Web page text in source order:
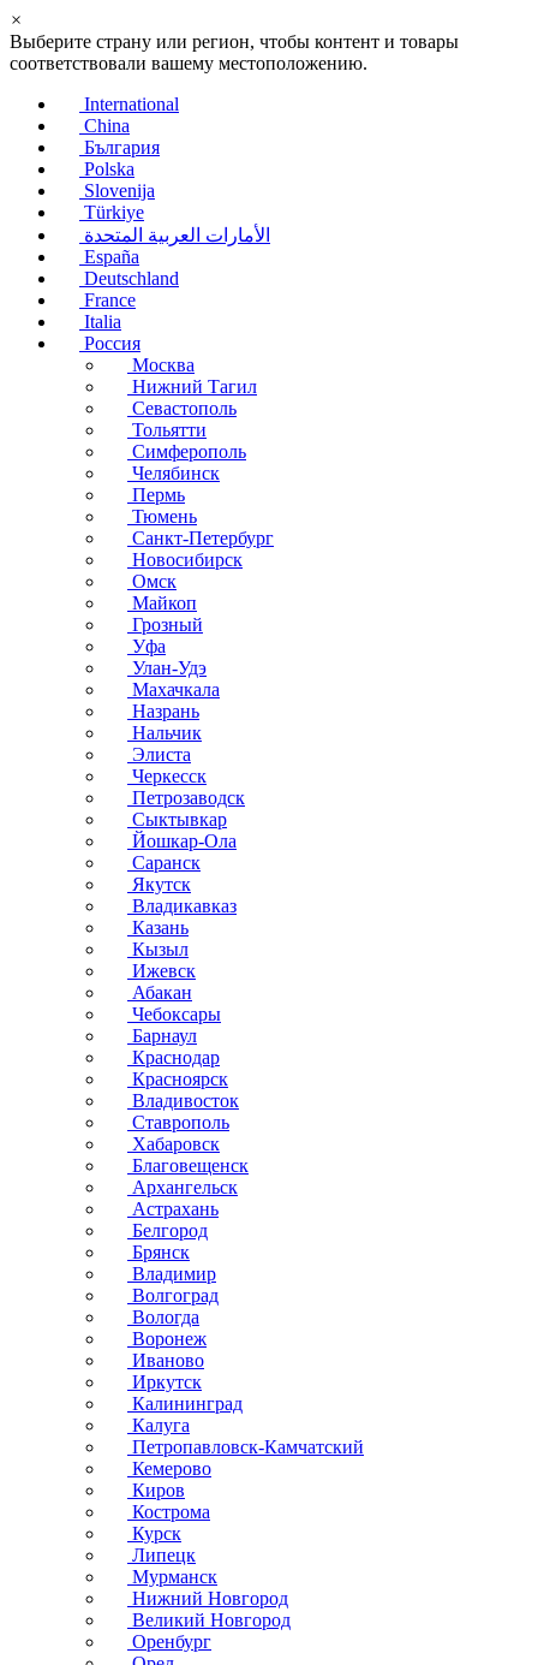
×
Выберите страну или регион, чтобы контент и товары
соответствовали вашему местоположению.
International
China
България
Polska
Slovenija
Türkiye
الأمارات العربية المتحدة
España
Deutschland
France
Italia
Россия
Москва
Нижний Тагил
Севастополь
Тольятти
Симферополь
Челябинск
Пермь
Тюмень
Санкт-Петербург
Новосибирск
Омск
Майкоп
Грозный
Уфа
Улан-Удэ
Махачкала
Назрань
Нальчик
Элиста
Черкесск
Петрозаводск
Сыктывкар
Йошкар-Ола
Саранск
Якутск
Владикавказ
Казань
Кызыл
Ижевск
Абакан
Чебоксары
Барнаул
Краснодар
Красноярск
Владивосток
Ставрополь
Хабаровск
Благовещенск
Архангельск
Астрахань
Белгород
Брянск
Владимир
Волгоград
Вологда
Воронеж
Иваново
Иркутск
Калининград
Калуга
Петропавловск-Камчатский
Кемерово
Киров
Кострома
Курск
Липецк
Мурманск
Нижний Новгород
Великий Новгород
Оренбург